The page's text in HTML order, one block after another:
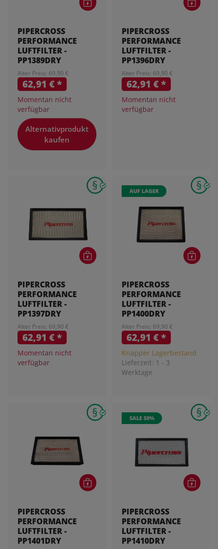
PIPERCROSS
PERFORMANCE
LUFTFILTER -
PP1389DRY
Alter Preis: 69,90 €
62,91 €*
Momentan nicht
verfügbar
Alternativprodukt
kaufen
PIPERCROSS
PERFORMANCE
LUFTFILTER -
PP1396DRY
Alter Preis: 69,90 €
62,91 €*
Momentan nicht
verfügbar
PIPERCROSS
PERFORMANCE
LUFTFILTER -
PP1397DRY
Alter Preis: 69,90 €
62,91 €*
Momentan nicht
verfügbar
AUF LAGER
PIPERCROSS
PERFORMANCE
LUFTFILTER -
PP1400DRY
Alter Preis: 69,90 €
62,91 €*
Knapper Lagerbestand
Lieferzeit: 1 - 3
Werktage
PIPERCROSS
PERFORMANCE
LUFTFILTER -
PP1401DRY
SALE 50%
PIPERCROSS
PERFORMANCE
LUFTFILTER -
PP1410DRY